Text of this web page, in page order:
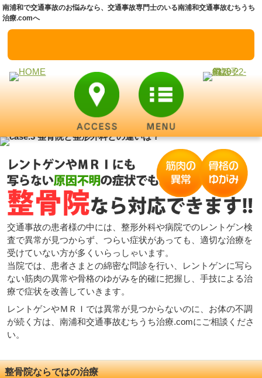
南浦和で交通事故のお悩みなら、交通事故専門士のいる南浦和交通事故むちうち
治療.comへ
交通事故の患者様の中には、整形外科や病院でのレントゲン検
査で異常が見つからず、つらい症状があっても、適切な治療を
受けていない方が多くいらっしゃいます。
当院では、患者さまとの綿密な問診を行い、レントゲンに写ら
ない筋肉の異常や骨格のゆがみを的確に把握し、手技による治
療で症状を改善していきます。
レントゲンやＭＲＩでは異常が見つからないのに、お体の不調
が続く方は、南浦和交通事故むちうち治療.comにご相談くださ
い。
整骨院ならではの治療